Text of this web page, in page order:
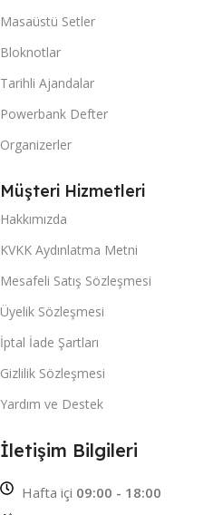
Masaüstü Setler
Bloknotlar
Tarihli Ajandalar
Powerbank Defter
Organizerler
Müşteri Hizmetleri
Hakkımızda
KVKK Aydınlatma Metni
Mesafeli Satış Sözleşmesi
Üyelik Sözleşmesi
İptal İade Şartları
Gizlilik Sözleşmesi
Yardım ve Destek
İletişim Bilgileri
Hafta içi 09:00 - 18:00